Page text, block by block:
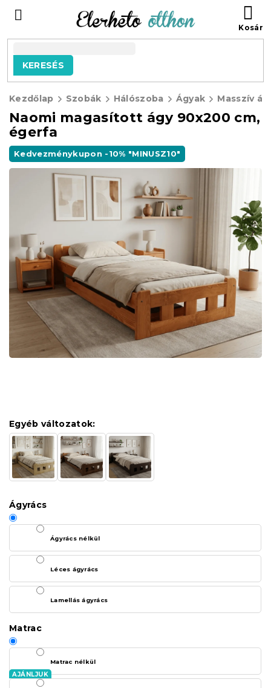
tartalomhoz
KERESÉS
Kezdőlap Szobák Hálószoba Ágyak Masszív
Naomi magasított ágy 90x200 cm,
égerfa
Kedvezménykupon -10% "MINUSZ10"
Egyéb változatok:
Ágyrács
Ágyrács nélkül
Léces ágyrács
Lamellás ágyrács
Matrac
Matrac nélkül